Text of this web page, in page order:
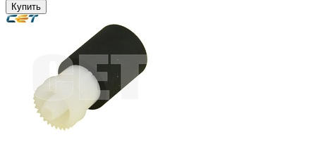
Купить